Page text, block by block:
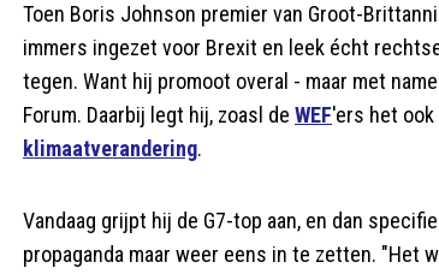
Toen Boris Johnson premier van Groot-
immers ingezet voor Brexit en leek écht
tegen. Want hij promoot overal - maar met
Forum. Daarbij legt hij, zoasl de WEF'ers het ook
klimaatverandering.
Vandaag grijpt hij de G7-top aan, en dan
propaganda maar weer eens in te zetten. "Het